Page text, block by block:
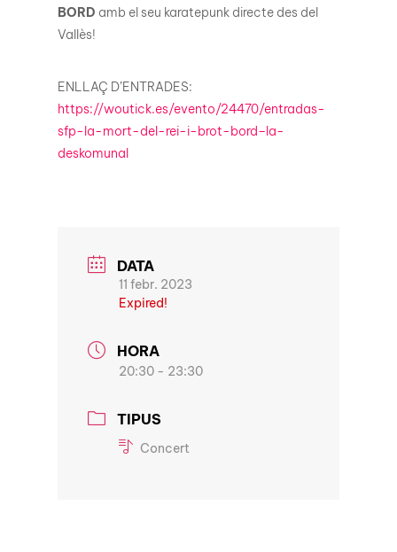
BORD amb el seu karatepunk directe des del
Vallès!
ENLLAÇ D’ENTRADES:
https://woutick.es/evento/24470/entradas-
sfp-la-mort-del-rei-i-brot-bord–la-
deskomunal
DATA
11 febr. 2023
Expired!
HORA
20:30 - 23:30
TIPUS
Concert